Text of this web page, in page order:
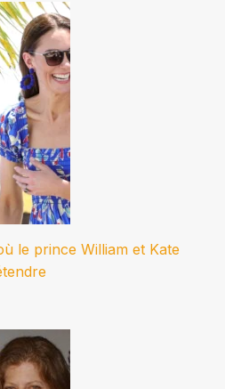
le prince William et Kate